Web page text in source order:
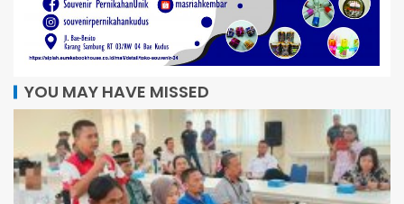
YOU MAY HAVE MISSED